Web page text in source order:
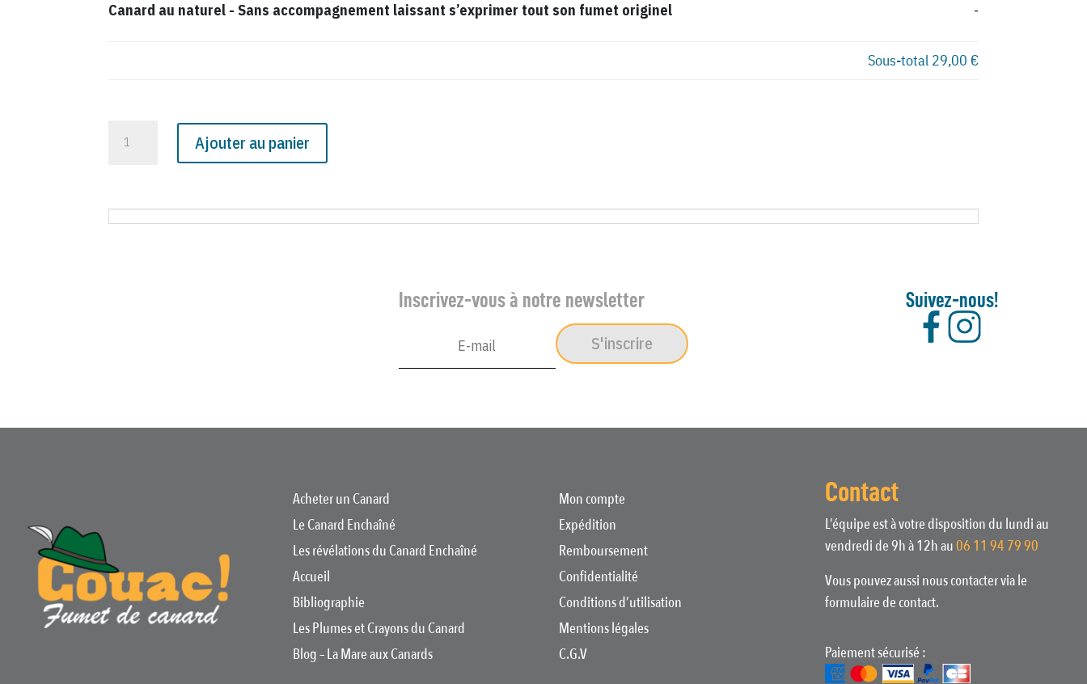
Canard au naturel -Sans accompagnement laissant s’exprimer tout son fumet originel -
Sous-total 29,00 €
Ajouter au panier
Inscrivez-vous à notre newsletter
S'inscrire
Suivez-nous!
Acheter un Canard
Le Canard Enchaîné
Les révélations du Canard Enchaîné
Accueil
Bibliographie
Les Plumes et Crayons du Canard
Blog – La Mare aux Canards
Mon compte
Expédition
Remboursement
Confidentialité
Conditions d’utilisation
Mentions légales
C.G.V
Contact
L’équipe est à votre disposition du lundi au
vendredi de 9h à 12h au06 11 94 79 90
Vous pouvez aussi nous contacter via le
formulaire de contact.
Paiement sécurisé :